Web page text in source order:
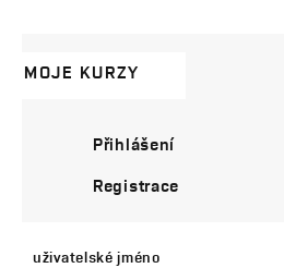
MOJE KURZY
Přihlášení
Registrace
uživatelské jméno